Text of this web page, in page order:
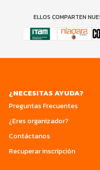
ELLOS COMPARTEN
¿NECESITAS AYUDA?
Preguntas Frecuentes
¿Eres organizador?
Contáctanos
Recuperar inscripción